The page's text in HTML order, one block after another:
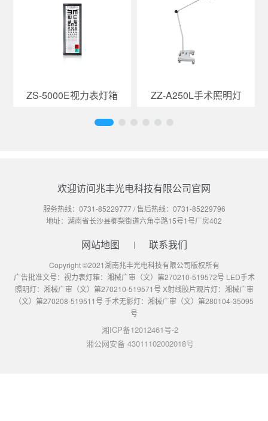
ZS-5000E视力表灯箱 ZZ-A250L手术照明灯
欢迎访问兆丰光电科技有限公司官网
服务热线： 0731-85229777/ 售后热线： 0731-85229796
地址：湖南省长沙县榔梨街道六角亭路15号1号厂房402
网站地图 联系我们
Copyright ©2021湖南兆丰光电科技有限公司版权所有
广告批准文号：视力表灯箱：湘械广审（文）第270210-519572号 LED手术
照明灯：湘械广审（文）第270210-519571号 X射线胶片观片灯：湘械广审
（文）第270208-519511号 手术无影灯：湘械广审（文）第280104-35095
号
湘ICP备12012461号-2
湘公网安备 43011102002018号